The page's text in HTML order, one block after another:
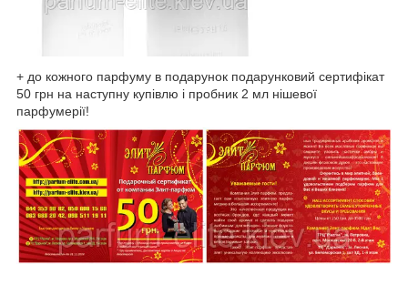
+ до кожного парфуму в подарунок подарунковий сертифікат
50 грн на наступну купівлю і пробник 2 мл нішевої
парфумерії!